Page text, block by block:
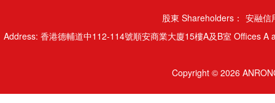
股東 Shareholders： 安融信
Address: 香港德輔道中112-114號順安商業大廈15樓A及B室 Offices
Copyright © 2026